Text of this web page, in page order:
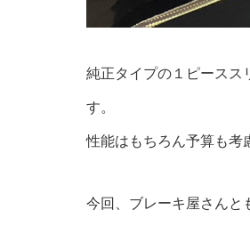
純正タイプの１ピースス
す。
性能はもちろん予算も考
今回、ブレーキ屋さんと